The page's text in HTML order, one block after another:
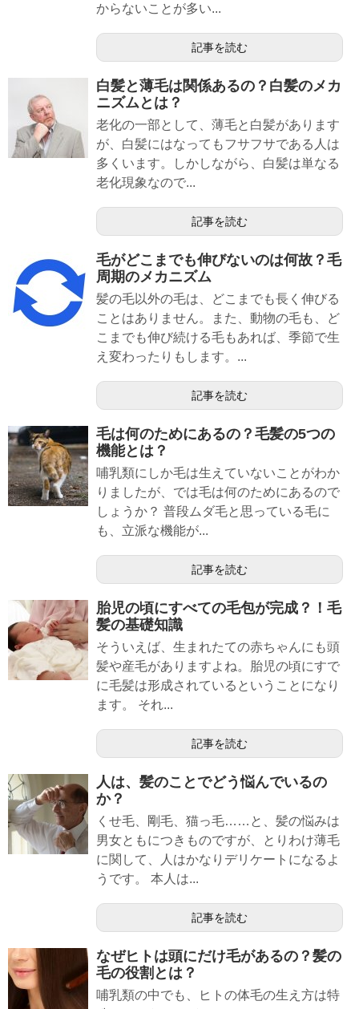
からないことが多い...
記事を読む
白髪と薄毛は関係あるの？白髪のメカ
ニズムとは？
老化の一部として、薄毛と白髪があります
が、白髪にはなってもフサフサである人は
多くいます。しかしながら、白髪は単なる
老化現象なので...
記事を読む
毛がどこまでも伸びないのは何故？毛
周期のメカニズム
髪の毛以外の毛は、どこまでも長く伸びる
ことはありません。また、動物の毛も、ど
こまでも伸び続ける毛もあれば、季節で生
え変わったりもします。...
記事を読む
毛は何のためにあるの？毛髪の5つの
機能とは？
哺乳類にしか毛は生えていないことがわか
りましたが、では毛は何のためにあるので
しょうか？ 普段ムダ毛と思っている毛に
も、立派な機能が...
記事を読む
胎児の頃にすべての毛包が完成？！毛
髪の基礎知識
そういえば、生まれたての赤ちゃんにも頭
髪や産毛がありますよね。胎児の頃にすで
に毛髪は形成されているということになり
ます。 それ...
記事を読む
人は、髪のことでどう悩んでいるの
か？
くせ毛、剛毛、猫っ毛……と、髪の悩みは
男女ともにつきものですが、とりわけ薄毛
に関して、人はかなりデリケートになるよ
うです。 本人は...
記事を読む
なぜヒトは頭にだけ毛があるの？髪の
毛の役割とは？
哺乳類の中でも、ヒトの体毛の生え方は特